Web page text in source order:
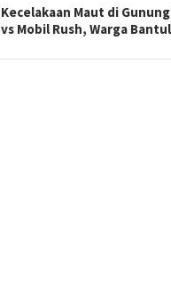
Kecelakaan Maut di
vs Mobil Rush, Warga